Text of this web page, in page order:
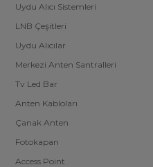
Uydu Alıcı Sistemleri
LNB Çeşitleri
Uydu Alıcılar
Merkezi Anten Santralleri
Tv Led Bar
Anten Kabloları
Çanak Anten
Fotokapan
Access Point